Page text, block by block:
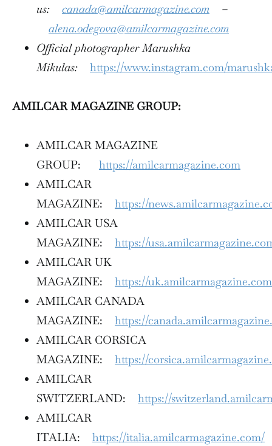
us: canada@amilcarmagazine.com –
alena.odegova@amilcarmagazine.com
Official photographer Marushka
Mikulas:
https://www.instagram.com/
AMILCAR MAGAZINE GROUP:
AMILCAR MAGAZINE
GROUP: https://amilcarmagazine.com
AMILCAR
MAGAZINE: https://
AMILCAR USA
MAGAZINE: https://
AMILCAR UK
MAGAZINE: https://uk.amilcarmagazine.com
AMILCAR CANADA
MAGAZINE: https://
AMILCAR CORSICA
MAGAZINE: https://
AMILCAR
SWITZERLAND: https://
AMILCAR
ITALIA: https://italia.amilcarmagazine.com/